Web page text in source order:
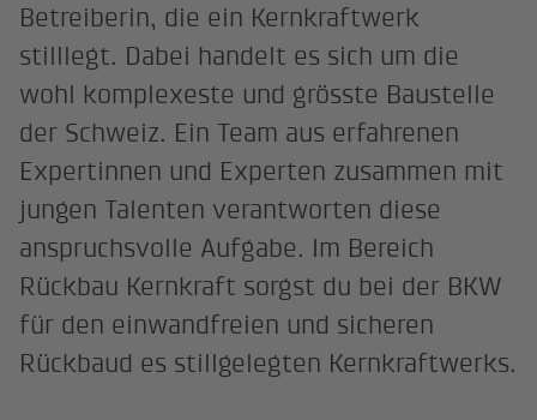
Betreiberin, die ein Kernkraftwerk
stilllegt. Dabei handelt es sich um die
wohl komplexeste und grösste Baustelle
der Schweiz. Ein Team aus erfahrenen
Expertinnen und Experten zusammen mit
jungen Talenten verantworten diese
anspruchsvolle Aufgabe. Im Bereich
Rückbau Kernkraft sorgst du bei der BKW
für den einwandfreien und sicheren
Rückbaud es stillgelegten Kernkraftwerks.